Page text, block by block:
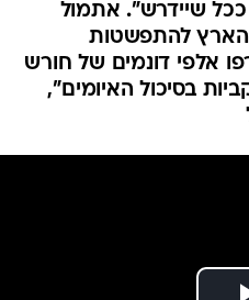
שיידרש". אתמול
הארץ להתפשטות
אלפי דונמים של חורש
בסיכול האיומים",